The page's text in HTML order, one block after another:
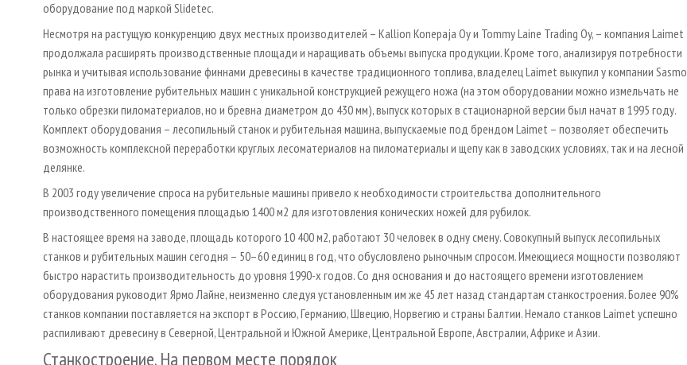
оборудование под маркой Slidetec.
Несмотря на растущую конкуренцию двух местных производителей – Kallion Konepaja Oy и Tommy Laine Trading Oy, – компания Laimet
продолжала расширять производственные площади и наращивать объемы выпуска продукции. Кроме того, анализируя потребности
рынка и учитывая использование финнами древесины в качестве традиционного топлива, владелец Laimet выкупил у компании Sasmo
права на изготовление рубительных машин с уникальной конструкцией режущего ножа (на этом оборудовании можно измельчать не
только обрезки пиломатериалов, но и бревна диаметром до 430 мм), выпуск которых в стационарной версии был начат в 1995 году.
Комплект оборудования – лесопильный станок и рубительная машина, выпускаемые под брендом Laimet – позволяет обеспечить
возможность комплексной переработки круглых лесоматериалов на пиломатериалы и щепу как в заводских условиях, так и на лесной
делянке.
В 2003 году увеличение спроса на рубительные машины привело к необходимости строительства дополнительного
производственного помещения площадью 1400 м2 для изготовления конических ножей для рубилок.
В настоящее время на заводе, площадь которого 10 400 м2, работают 30 человек в одну смену. Совокупный выпуск лесопильных
станков и рубительных машин сегодня – 50–60 единиц в год, что обусловлено рыночным спросом. Имеющиеся мощности позволяют
быстро нарастить производительность до уровня 1990-х годов. Со дня основания и до настоящего времени изготовлением
оборудования руководит Ярмо Лайне, неизменно следуя установленным им же 45 лет назад стандартам станкостроения. Более 90%
станков компании поставляется на экспорт в Россию, Германию, Швецию, Норвегию и страны Балтии. Немало станков Laimet успешно
распиливают древесину в Северной, Центральной и Южной Америке, Центральной Европе, Австралии, Африке и Азии.
Станкостроение. На первом месте порядок